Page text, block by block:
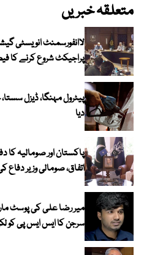
متعلقہ خبریں
لاانفورسمنٹ انویسٹی
پراجیکٹ شروع کرنے کا
پیٹرول مہنگا، ڈیزل
دیا
پاکستان اور صومالیہ کا
اتفاق، صومالی وزیر دفاع کی
میر رضا علی کی پوسٹ
سرجن کا ایس ایس پی کو